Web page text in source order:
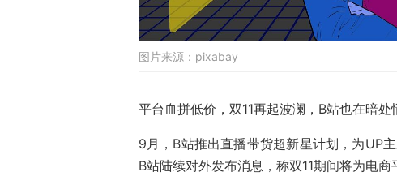
图片来源： pixabay
平台血拼低价，双11再起波澜，B站也在暗处
9月，B站推出直播带货超新星计划，为UP
B站陆续对外发布消息，称双11期间将为电商